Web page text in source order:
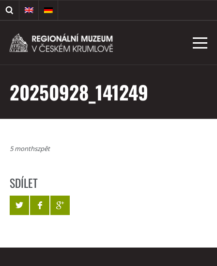
20250928_141249
5 monthszpět
SDÍLET